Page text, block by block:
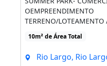
OEMPREENDIMENTO
TERRENO/LOTEAMENTO
Privativa 420.19 m²
10m² de Área Total
Rio Largo, Rio Largo -